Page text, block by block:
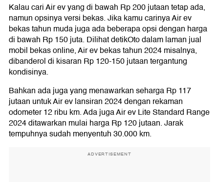
Kalau cari Air ev yang di bawah Rp 200 jutaan tetap ada,
namun opsinya versi bekas. Jika kamu carinya Air ev
bekas tahun muda juga ada beberapa opsi dengan harga
di bawah Rp 150 juta. Dilihat detikOto dalam laman jual
mobil bekas online, Air ev bekas tahun 2024 misalnya,
dibanderol di kisaran Rp 120-150 jutaan tergantung
kondisinya.
Bahkan ada juga yang menawarkan seharga Rp 117
jutaan untuk Air ev lansiran 2024 dengan rekaman
odometer 12 ribu km. Ada juga Air ev Lite Standard Range
2024 ditawarkan mulai harga Rp 120 jutaan. Jarak
tempuhnya sudah menyentuh 30.000 km.
ADVERTISEMENT